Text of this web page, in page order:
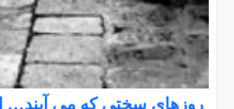
روزهای سختی که می آیند… از